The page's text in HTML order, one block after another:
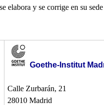
elabora y se corrige en su
Goethe-Institut
Calle Zurbarán, 21
28010 Madrid